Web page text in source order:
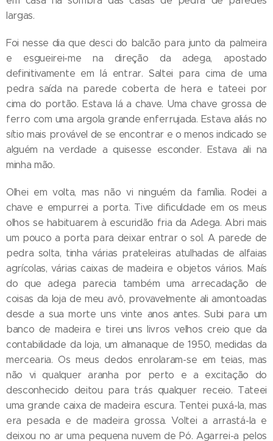
largas.
Foi nesse dia que desci do balcão para junto da palmeira
e esgueirei-me na direção da adega, apostado
definitivamente em lá entrar. Saltei para cima de uma
pedra saída na parede coberta de hera e tateei por
cima do portão. Estava lá a chave. Uma chave grossa de
ferro com uma argola grande enferrujada. Estava aliás no
sítio mais provável de se encontrar e o menos indicado se
alguém na verdade a quisesse esconder. Estava ali na
minha mão.
Olhei em volta, mas não vi ninguém da família. Rodei a
chave e empurrei a porta. Tive dificuldade em os meus
olhos se habituarem à escuridão fria da Adega. Abri mais
um pouco a porta para deixar entrar o sol. A parede de
pedra solta, tinha várias prateleiras atulhadas de alfaias
agrícolas, várias caixas de madeira e objetos vários. Maís
do que adega parecia também uma arrecadação de
coisas da loja de meu avô, provavelmente ali amontoadas
desde a sua morte uns vinte anos antes. Subi para um
banco de madeira e tirei uns livros velhos creio que da
contabilidade da loja, um almanaque de 1950, medidas da
mercearia. Os meus dedos enrolaram-se em teias, mas
não vi qualquer aranha por perto e a excitação do
desconhecido deitou para trás qualquer receio. Tateei
uma grande caixa de madeira escura. Tentei puxá-la, mas
era pesada e de madeira grossa. Voltei a arrastá-la e
deixou no ar uma pequena nuvem de Pó. Agarrei-a pelos